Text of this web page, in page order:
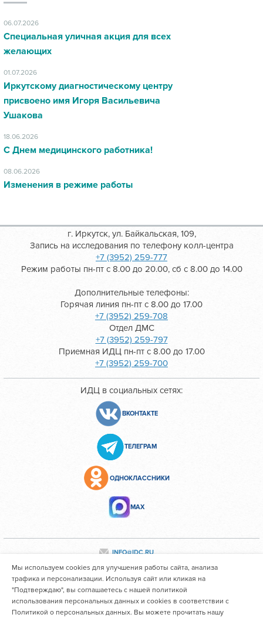
06.07.2026
Специальная уличная акция для всех
желающих
01.07.2026
Иркутскому диагностическому центру
присвоено имя Игоря Васильевича
Ушакова
18.06.2026
С Днем медицинского работника!
08.06.2026
Изменения в режиме работы
г. Иркутск, ул. Байкальская, 109,
Запись на исследования по телефону колл-центра
+7 (3952) 259-777
Режим работы пн-пт с 8.00 до 20.00, сб с 8.00 до 14.00
Дополнительные телефоны:
Горячая линия пн-пт с 8.00 до 17.00
+7 (3952) 259-708
Отдел ДМС
+7 (3952) 259-797
Приемная ИДЦ пн-пт с 8.00 до 17.00
+7 (3952) 259-700
ИДЦ в социальных сетях:
ВКОНТАКТЕ
ТЕЛЕГРАМ
ОДНОКЛАССНИКИ
МАХ
INFO@IDC.RU
Все персональные данные сотрудников размещены с их
согласия
Мы используем cookies для улучшения работы сайта, анализа
трафика и персонализации. Используя сайт или кликая на
"Подтверждаю", вы соглашаетесь с нашей политикой
использования персональных данных и cookies в соответствии с
Политикой о персональных данных. Вы можете прочитать нашу